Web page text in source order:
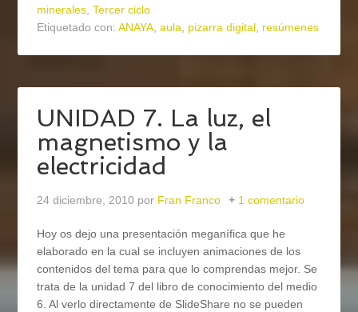
minerales,Tercer ciclo
Etiquetado con:ANAYA,aula, pizarra digital, resúmenes
UNIDAD 7. La luz, el
magnetismo y la
electricidad
24 diciembre, 2010 por Fran Franco 1 comentario
Hoy os dejo una presentación meganífica que he
elaborado en la cual se incluyen animaciones de los
contenidos del tema para que lo comprendas mejor. Se
trata de la unidad 7 del libro de conocimiento del medio
6. Al verlo directamente de SlideShare no se pueden